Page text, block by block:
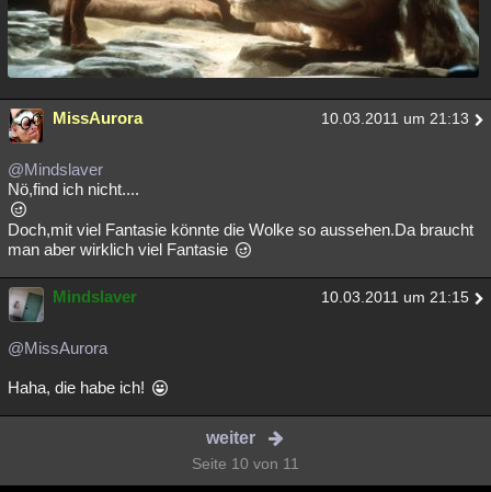
MissAurora 10.03.2011 um 21:13
@Mindslaver
Nö,find ich nicht....
Doch,mit viel Fantasie könnte die Wolke so aussehen.Da braucht
man aber wirklich viel Fantasie
Mindslaver 10.03.2011 um 21:15
@MissAurora
Haha, die habe ich!
weiter
Seite 10 von 11